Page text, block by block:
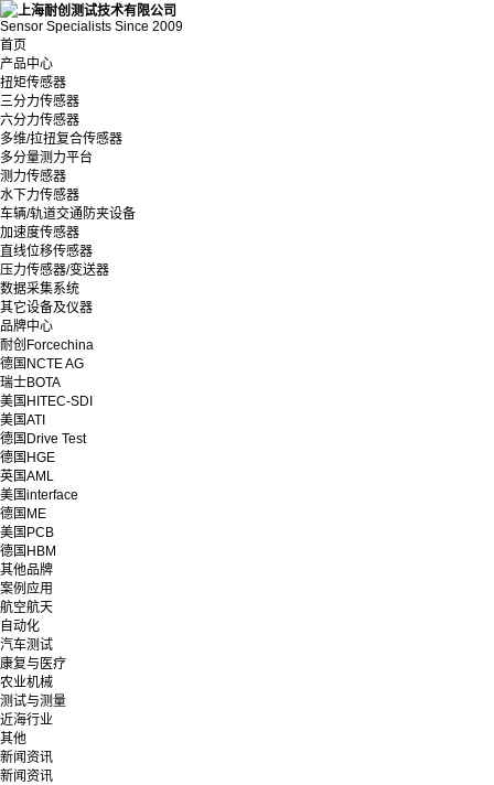
Sensor Specialists Since 2009
首页
产品中心
扭矩传感器
三分力传感器
六分力传感器
多维/拉扭复合传感器
多分量测力平台
测力传感器
水下力传感器
车辆/轨道交通防夹设备
加速度传感器
直线位移传感器
压力传感器/变送器
数据采集系统
其它设备及仪器
品牌中心
耐创Forcechina
德国NCTE AG
瑞士BOTA
美国HITEC-SDI
美国ATI
德国Drive Test
德国HGE
英国AML
美国interface
德国ME
美国PCB
德国HBM
其他品牌
案例应用
航空航天
自动化
汽车测试
康复与医疗
农业机械
测试与测量
近海行业
其他
新闻资讯
新闻资讯